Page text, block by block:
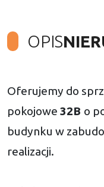
OPIS
Oferujemy do
pokojowe 32B o
budynku w
realizacji.